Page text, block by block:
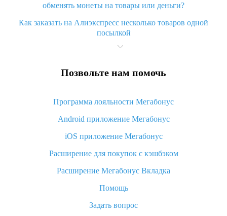
обменять монеты на товары или деньги?
Как заказать на Алиэкспресс несколько товаров одной
посылкой
Что значит статус «Заказ закрыт» на Алиэкспресс и что
Что делать, если Алиэкспресс просит ввести паспортные
Как узнать, куда пришла посылка с Алиэкспресс
Вы отменили заказ на Алиэкспресс, когда вернут деньги?
Что такое баллы на Алиэкспресс, как их получить и
«AliExpress Standard Shipping»: что это за метод доставки и
как его отслеживать
Как покупать оптом на Алиэкспресс
Что делать, если не пришел товар с Алиэкспресс
Позвольте нам помочь
Программа лояльности Мегабонус
Android приложение Мегабонус
iOS приложение Мегабонус
Расширение для покупок с кэшбэком
Расширение Мегабонус Вкладка
Помощь
Задать вопрос